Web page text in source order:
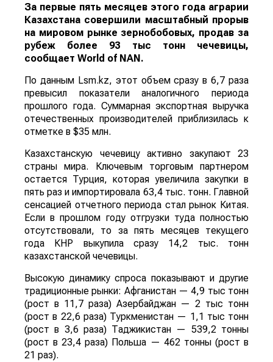
За первые пять месяцев этого года аграрии
Казахстана совершили масштабный прорыв
на мировом рынке зернобобовых, продав за
рубеж более 93 тыс тонн чечевицы,
сообщает World of NAN .
По данным Lsm.kz, этот объем сразу в 6,7 раза
превысил показатели аналогичного периода
прошлого года. Суммарная экспортная выручка
отечественных производителей приблизилась к
отметке в $35 млн.
Казахстанскую чечевицу активно закупают 23
страны мира. Ключевым торговым партнером
остается Турция, которая увеличила закупки в
пять раз и импортировала 63,4 тыс. тонн. Главной
сенсацией отчетного периода стал рынок Китая.
Если в прошлом году отгрузки туда полностью
отсутствовали, то за пять месяцев текущего
года КНР выкупила сразу 14,2 тыс. тонн
казахстанской чечевицы.
Высокую динамику спроса показывают и другие
традиционные рынки: Афганистан — 4,9 тыс тонн
(рост в 11,7 раза) Азербайджан — 2 тыс тонн
(рост в 22,6 раза) Туркменистан — 1,1 тыс тонн
(рост в 3,6 раза) Таджикистан — 539,2 тонны
(рост в 23,4 раза) Польша — 462 тонны (рост в
21 раз).